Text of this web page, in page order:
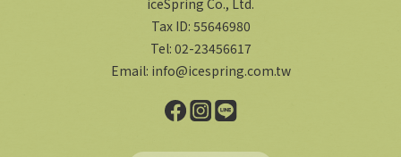
Tax ID: 55646980
Tel: 02-23456617
Email: info@icespring.com.tw